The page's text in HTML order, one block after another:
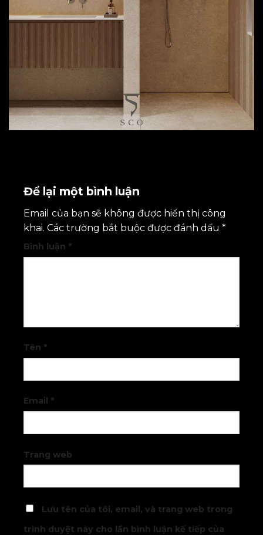
Để lại một bình luận
Email của bạn sẽ không được hiển thị công
khai. Các trường bắt buộc được đánh dấu *
Bình luận *
Tên *
Email *
Trang web
Lưu tên của tôi, email, và trang web trong
trình duyệt này cho lần bình luận kế tiếp của